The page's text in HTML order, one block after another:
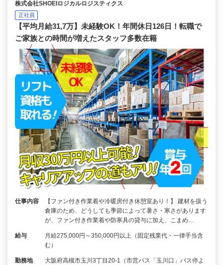
株式会社SHOEIロジカルロジスティクス
正社員
【平均月給31,7万】未経験OK！年間休日126日！転職で
ご家族との時間が増えたスタッフ多数在籍
仕事内容
【ファン付き作業着や冷暖房付き休憩室あり！】 建材を扱う
倉庫のため、どうしても季節によって暑さ・寒さがあります
が、ファン付き作業着や防寒具の貸与に加え、こまめ…
給与
月給275,000円～350,000円以上（固定残業代・一律手当含
む）
勤務地 大阪府高槻市玉川3丁目20-1（市営バス「玉川口」バス停よ